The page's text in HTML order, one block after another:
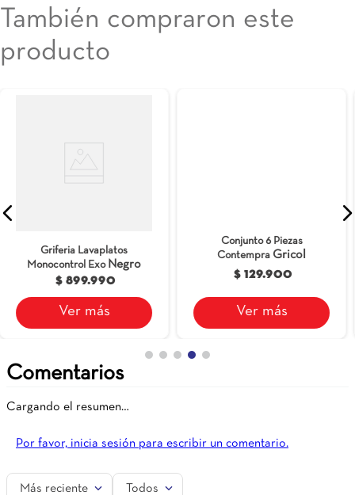
También compraron este
producto
Conjunto 6 Piezas
Contempra Gricol
$ 129.900
Ver más
Griferia Monomando
Lavaplatos Pla Atlanta
$ 102.990
Ver más
Comentarios
Cargando el resumen…
Por favor, inicia sesión para escribir un comentario.
Más reciente Todos